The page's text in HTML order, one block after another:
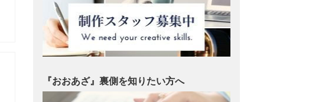
『おおあざ』裏側を知りたい方へ